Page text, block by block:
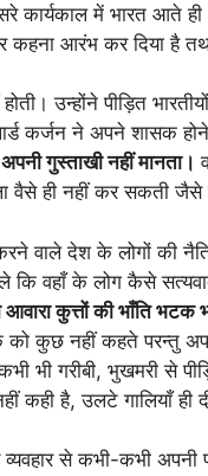
कार्यकाल में भारत आते ही
आरंभ कर दिया है
उन्होंने पीड़ित
कर्जन ने अपने शासक
गुस्ताखी नहीं मानता।
वैसे ही नहीं कर सकती
वाले देश के लोगों की
कि वहाँ के लोग कैसे
कुत्तों की भाँति
कुछ नहीं कहते परन्तु
गरीबी, भुखमरी से
कही है, उलटे गालियाँ ही
से कभी-कभी